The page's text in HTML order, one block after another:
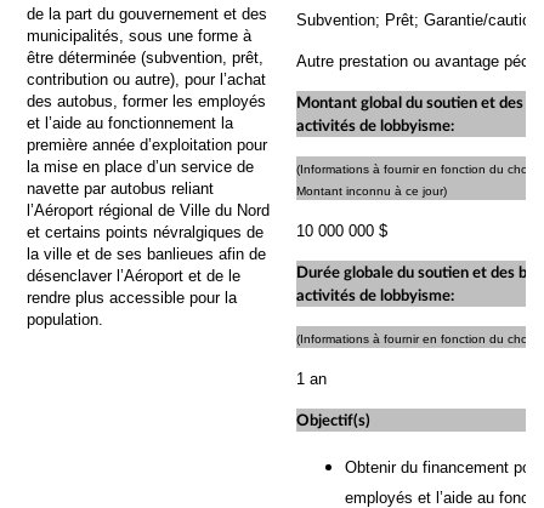
de la part du gouvernement et des
municipalités, sous une forme à
être déterminée (subvention, prêt,
contribution ou autre), pour l’achat
des autobus, former les employés
et l’aide au fonctionnement la
première année d’exploitation pour
la mise en place d’un service de
navette par autobus reliant
l’Aéroport régional de Ville du Nord
et certains points névralgiques de
la ville et de ses banlieues afin de
désenclaver l’Aéroport et de le
rendre plus accessible pour la
population.
Subvention; Prêt; Garantie/
Autre prestation ou avantage
Montant global du soutien et des
activités de lobbyisme:
(Informations à fournir en fonction du
Montant inconnu à ce jour)
10 000 000 $
Durée globale du soutien et des
activités de lobbyisme:
(Informations à fournir en fonction du choix
1 an
Objectif(s)
Obtenir du financement
employés et l’aide au